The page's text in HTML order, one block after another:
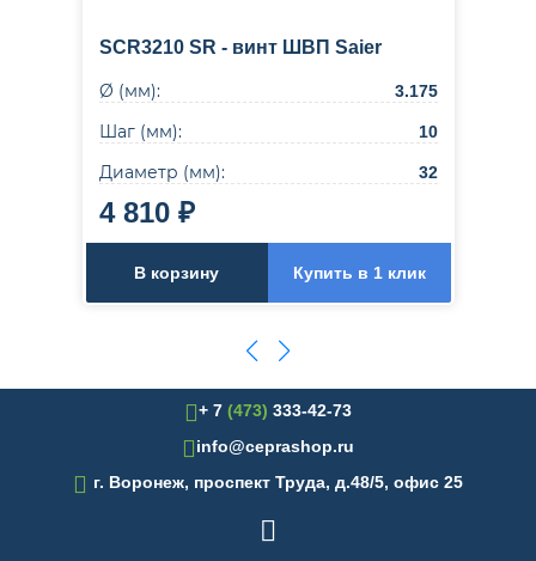
SCR3210 SR - винт ШВП Saier
Ø (мм): 3.175
Шаг (мм): 10
Диаметр (мм): 32
4 810 ₽
В корзину Купить в 1 клик
+ 7 (473) 333-42-73
info@ceprashop.ru
 г. Воронеж, проспект Труда, д.48/5, офис 25
